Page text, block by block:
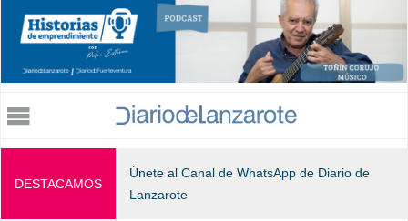
Jump to navigation
DESTACAMOS
Únete al Canal de WhatsApp de Diario de
Lanzarote